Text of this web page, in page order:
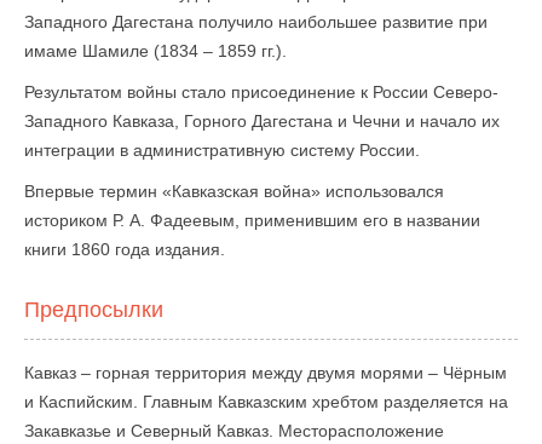
Западного Дагестана получило наибольшее развитие при
имаме Шамиле (1834 – 1859 гг.).
Результатом войны стало присоединение к России Северо-
Западного Кавказа, Горного Дагестана и Чечни и начало их
интеграции в административную систему России.
Впервые термин «Кавказская война» использовался
историком Р. А. Фадеевым, применившим его в названии
книги 1860 года издания.
Предпосылки
Кавказ – горная территория между двумя морями – Чёрным
и Каспийским. Главным Кавказским хребтом разделяется на
Закавказье и Северный Кавказ. Месторасположение